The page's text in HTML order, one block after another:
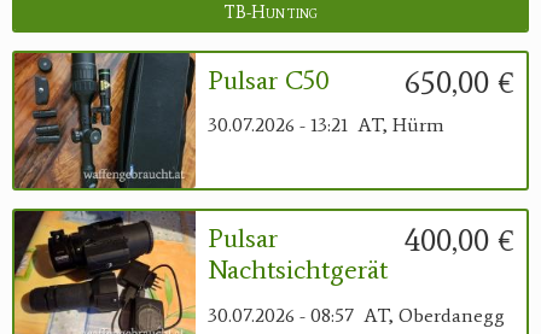
TB-Hunting
650,00 €
Pulsar C50
30.07.2026 - 13:21 AT, Hürm
400,00 €
Pulsar
Nachtsichtgerät
30.07.2026 - 08:57 AT, Oberdanegg